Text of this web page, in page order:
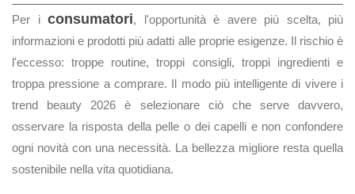
Per i consumatori, l'opportunità è avere più scelta, più
informazioni e prodotti più adatti alle proprie esigenze. Il rischio è
l'eccesso: troppe routine, troppi consigli, troppi ingredienti e
troppa pressione a comprare. Il modo più intelligente di vivere i
trend beauty 2026 è selezionare ciò che serve davvero,
osservare la risposta della pelle o dei capelli e non confondere
ogni novità con una necessità. La bellezza migliore resta quella
sostenibile nella vita quotidiana.